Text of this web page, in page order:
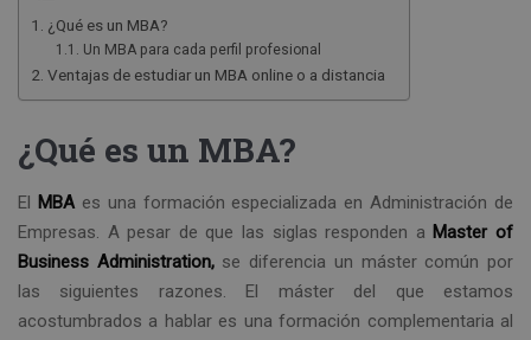
¿Qué es un MBA?
Un MBA para cada perfil profesional
Ventajas de estudiar un MBA online o a distancia
¿Qué es un MBA?
El MBAes una formación especializada en Administración de
Empresas. A pesar de que las siglas responden a Master of
Business Administration,se diferencia un máster común por
las siguientes razones. El máster del que estamos
acostumbrados a hablar es una formación complementaria al